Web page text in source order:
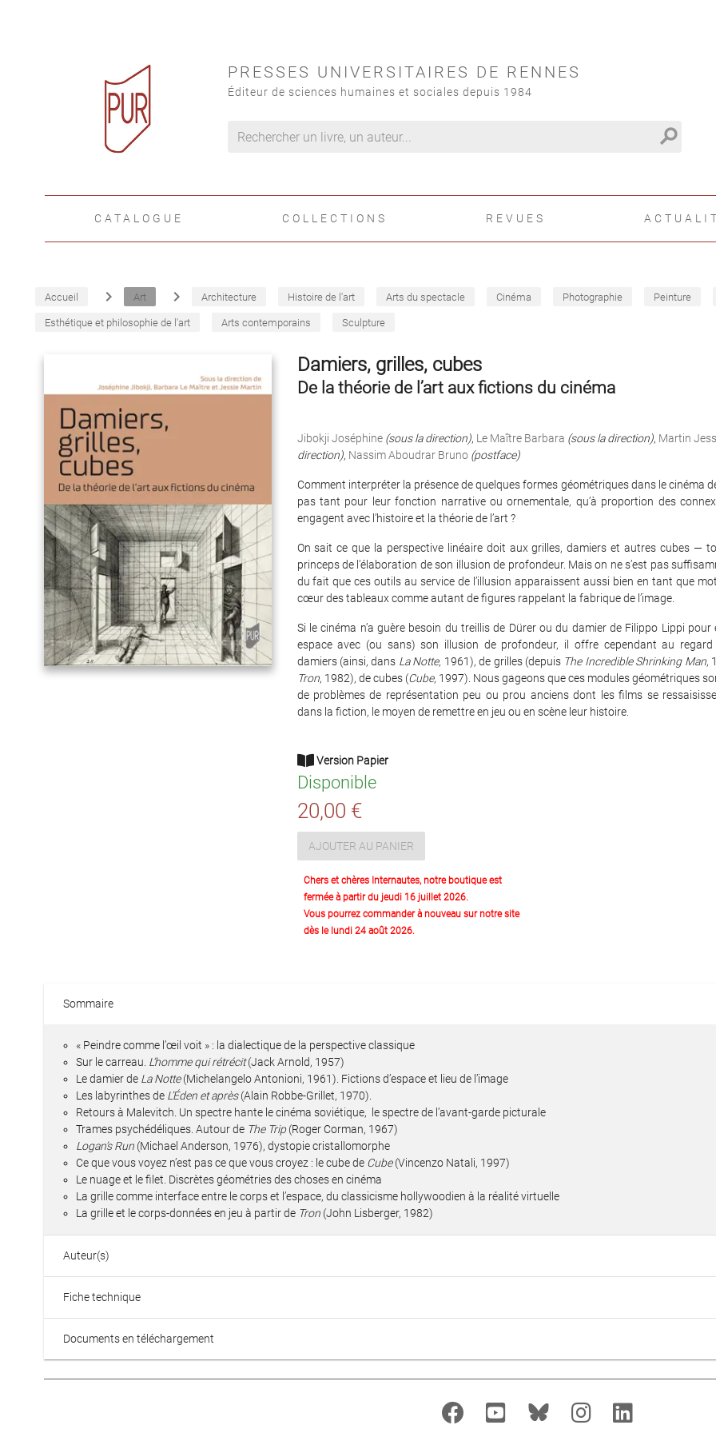
PRESSES UNIVERSITAIRES DE RENNES
Éditeur de sciences humaines et sociales depuis 1984
search
CATALOGUE COLLECTIONS REVUES
Accueil navigate_next Art navigate_next Architecture Histoire de l'art Arts du spectacle Cinéma Photographie Peinture
Esthétique et philosophie de l'art Arts contemporains Sculpture
Damiers, grilles, cubes
De la théorie de l’art aux fictions du cinéma
Jibokji Joséphine (sous la direction), Le Maître Barbara (sous la direction), Martin
direction), Nassim Aboudrar Bruno (postface)
Comment interpréter la présence de quelques formes géométriques dans le cinéma
pas tant pour leur fonction narrative ou ornementale, qu’à proportion des
engagent avec l’histoire et la théorie de l’art ?
On sait ce que la perspective linéaire doit aux grilles, damiers et autres cubes —
princeps de l’élaboration de son illusion de profondeur. Mais on ne s’est pas
du fait que ces outils au service de l’illusion apparaissent aussi bien en tant que
cœur des tableaux comme autant de figures rappelant la fabrique de l’image.
Si le cinéma n’a guère besoin du treillis de Dürer ou du damier de Filippo Lippi pour
espace avec (ou sans) son illusion de profondeur, il offre cependant au
damiers (ainsi, dans La Notte, 1961), de grilles (depuis The Incredible Shrinking Man,
Tron, 1982), de cubes (Cube, 1997). Nous gageons que ces modules géométriques
de problèmes de représentation peu ou prou anciens dont les films se
dans la fiction, le moyen de remettre en jeu ou en scène leur histoire.
Version Papier
Disponible
20,00 €
AJOUTER AU PANIER
Chers et chères Internautes, notre boutique est
fermée à partir du jeudi 16 juillet 2026.
Vous pourrez commander à nouveau sur notre site
dès le lundi 24 août 2026.
Sommaire
« Peindre comme l’œil voit » : la dialectique de la perspective classique
Sur le carreau. L’homme qui rétrécit(Jack Arnold, 1957)
Le damier de La Notte(Michelangelo Antonioni, 1961). Fictions d’espace et lieu de l’image
Les labyrinthes de L’Éden et après(Alain Robbe-Grillet, 1970).
Retours à Malevitch. Un spectre hante le cinéma soviétique, le spectre de l’avant-garde picturale
Trames psychédéliques. Autour de The Trip (Roger Corman, 1967)
Logan’s Run (Michael Anderson, 1976), dystopie cristallomorphe
Ce que vous voyez n’est pas ce que vous croyez : le cube de Cube(Vincenzo Natali, 1997)
Le nuage et le filet. Discrètes géométries des choses en cinéma
La grille comme interface entre le corps et l’espace, du classicisme hollywoodien à la réalité virtuelle
La grille et le corps-données en jeu à partir de Tron (John Lisberger, 1982)
Auteur(s)
Fiche technique
Documents en téléchargement